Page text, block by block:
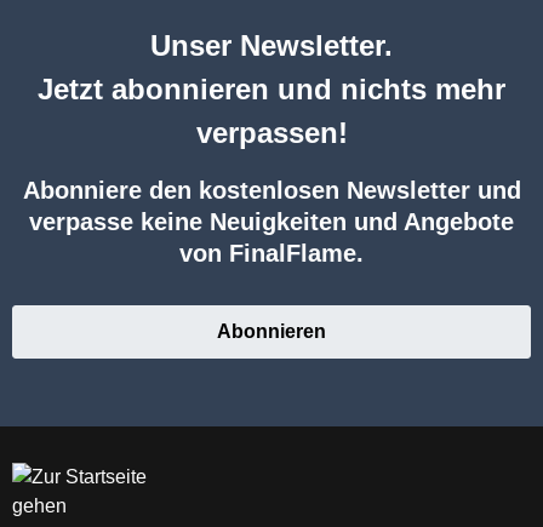
Unser Newsletter.
Jetzt abonnieren und nichts mehr
verpassen!
Abonniere den kostenlosen Newsletter und
verpasse keine Neuigkeiten und Angebote
von FinalFlame.
Abonnieren